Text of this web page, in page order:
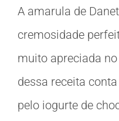
A amarula de
cremosidade
muito apreciada
dessa receita
pelo iogurte de